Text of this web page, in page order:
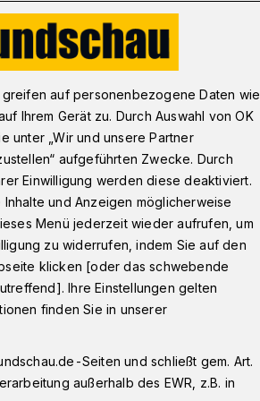
HC – HSV Hamburg
HSV
trifft am
auf
Tage
auf personenbezogene Daten wie
Ihrem Gerät zu. Durch Auswahl von OK
unter „Wir und unsere Partner
aufgeführten Zwecke. Durch
Einwilligung werden diese deaktiviert.
und Anzeigen möglicherweise
Menü jederzeit wieder aufrufen, um
zu widerrufen, indem Sie auf den
klicken [oder das schwebende
Ihre Einstellungen gelten
finden Sie in unserer
Seiten und schließt gem. Art.
außerhalb des EWR, z.B. in